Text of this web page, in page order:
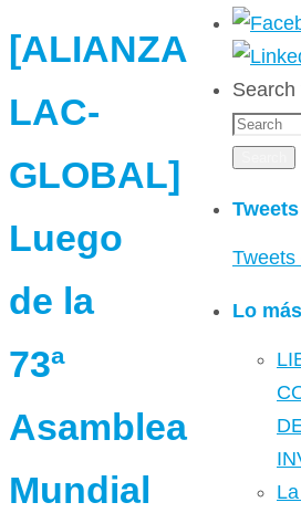
[ALIANZA
LAC-
GLOBAL]
Luego
de la
73ª
Asamblea
Mundial
Search
Lo